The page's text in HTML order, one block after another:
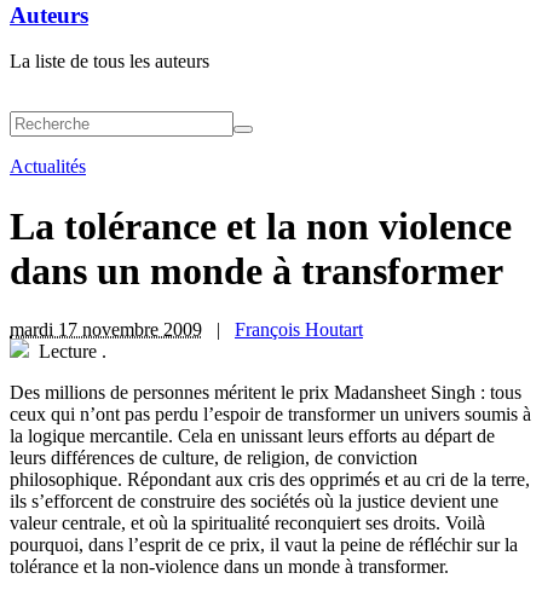
Auteurs
La liste de tous les auteurs
Actualités
La tolérance et la non violence
dans un monde à transformer
mardi 17 novembre 2009 | François Houtart
Lecture .
Des millions de personnes méritent le prix Madansheet Singh : tous
ceux qui n’ont pas perdu l’espoir de transformer un univers soumis à
la logique mercantile. Cela en unissant leurs efforts au départ de
leurs différences de culture, de religion, de conviction
philosophique. Répondant aux cris des opprimés et au cri de la terre,
ils s’efforcent de construire des sociétés où la justice devient une
valeur centrale, et où la spiritualité reconquiert ses droits. Voilà
pourquoi, dans l’esprit de ce prix, il vaut la peine de réfléchir sur la
tolérance et la non-violence dans un monde à transformer.